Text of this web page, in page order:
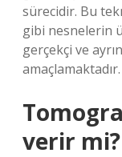
sürecidir. Bu
gibi nesnelerin
gerçekçi ve
amaçlamaktadır.
verir mi?